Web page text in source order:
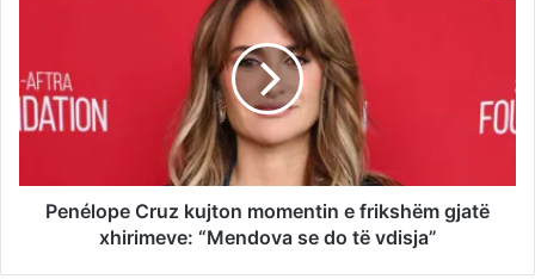
Penélope Cruz kujton momentin e frikshëm gjatë
xhirimeve: “Mendova se do të vdisja”